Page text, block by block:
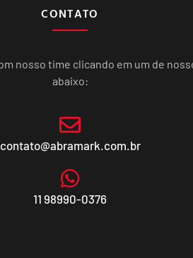
CONTATO
nosso time clicando em um de
abaixo:
contato@abramark.com.br
11 98990-0376